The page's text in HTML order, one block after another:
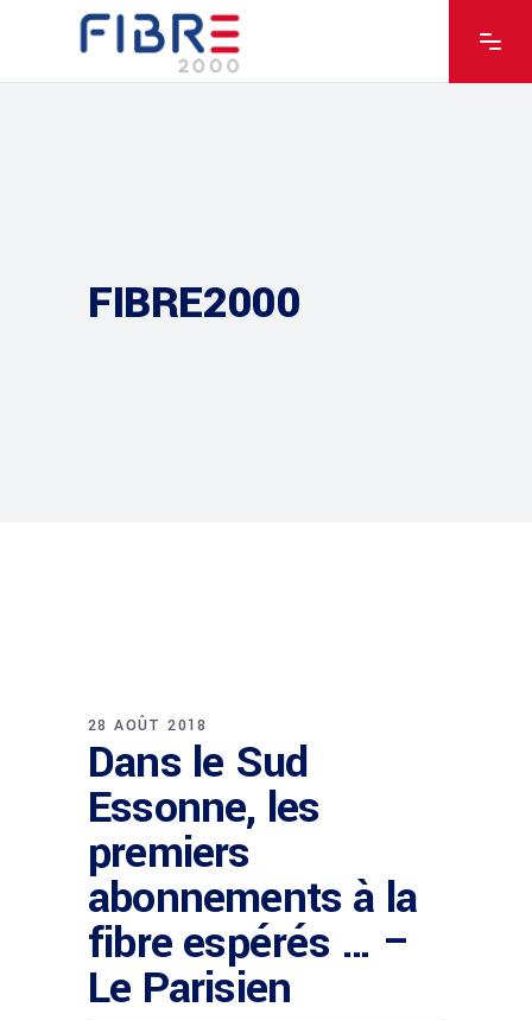
FIBRE2000
28 AOÛT 2018
Dans le Sud
Essonne, les
premiers
abonnements à la
fibre espérés … –
Le Parisien